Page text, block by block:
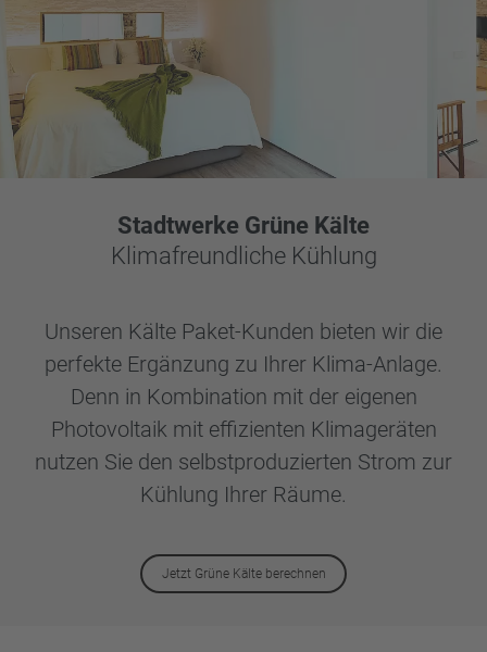
Stadtwerke Grüne Kälte
Klimafreundliche Kühlung
Unseren Kälte Paket-Kunden bieten wir die
perfekte Ergänzung zu Ihrer Klima-Anlage.
Denn in Kombination mit der eigenen
Photovoltaik mit effizienten Klimageräten
nutzen Sie den selbstproduzierten Strom zur
Kühlung Ihrer Räume.
Jetzt Grüne Kälte berechnen